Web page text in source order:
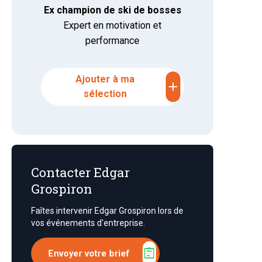
Ex champion de ski de bosses
Expert en motivation et
performance
Ajouter à ma
sélection
add
Contacter Edgar
Grospiron
Faîtes intervenir Edgar Grospiron lors de
vos événements d'entreprise.
Envoyer votre brief assignment